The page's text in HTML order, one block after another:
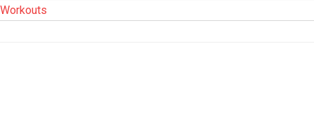
Workouts